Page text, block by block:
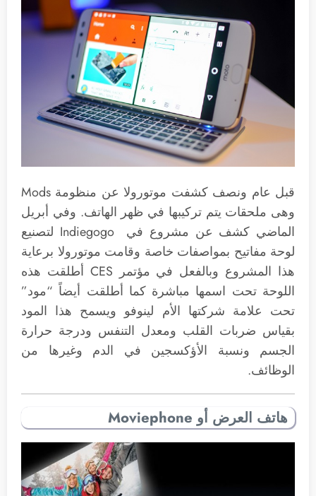
قبل عام ونصف كشفت موتورولا عن منظومة Mods
وهى ملحقات يتم تركيبها في ظهر الهاتف. وفي أبريل
الماضي كشف عن مشروع في Indiegogo لتصنيع
لوحة مفاتيح بمواصفات خاصة وقامت موتورولا برعاية
هذا المشروع وبالفعل في مؤتمر CES أطلقت هذه
اللوحة تحت اسمها مباشرة كما أطلقت أيضاً “مود”
تحت علامة شركتها الأم لينوفو ويسمح هذا المود
بقياس ضربات القلب ومعدل التنفس ودرجة حرارة
الجسم ونسبة الأؤكسجين في الدم وغيرها من
الوظائف.
هاتف العرض أو Moviephone